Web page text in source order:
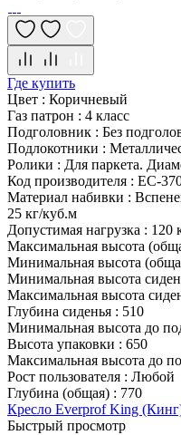
Где купить
Цвет : Коричневый
Газ патрон : 4 класс
Подголовник : Без
Подлокотники :
Ролики : Для паркета.
Код производителя : EC-
Материал набивки :
25 кг/куб.м
Допустимая нагрузка : 120
Максимальная высота
Минимальная высота
Минимальная высота
Максимальная высота
Глубина сиденья : 510
Минимальная высота до
Высота упаковки : 650
Максимальная высота до
Рост пользователя : Любой
Глубина (общая) : 770
Кресло Everprof King
Быстрый просмотр